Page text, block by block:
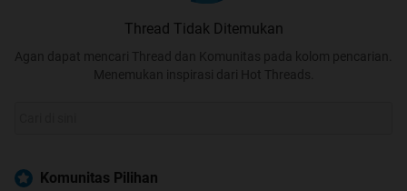
Thread Tidak Ditemukan
Agan dapat mencari Thread dan Komunitas pada kolom pencarian.
Menemukan inspirasi dari Hot Threads.
Komunitas Pilihan